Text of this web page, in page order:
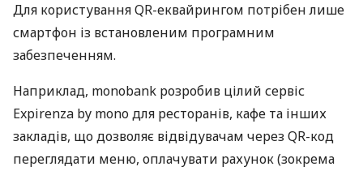
Для користування QR-еквайрингом потрібен лише
смартфон із встановленим програмним
забезпеченням.
Наприклад, monobank розробив цілий сервіс
Expirenza by mono для ресторанів, кафе та інших
закладів, що дозволяє відвідувачам через QR-код
переглядати меню, оплачувати рахунок (зокрема